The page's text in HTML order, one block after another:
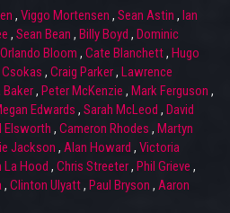
, Viggo Mortensen , Sean Astin , Ian
, Sean Bean , Billy Boyd , Dominic
Orlando Bloom , Cate Blanchett, Hugo
, Craig Parker, Lawrence
Baker, Peter McKenzie , Mark Ferguson ,
Edwards , Sarah McLeod , David
Elsworth , Cameron Rhodes , Martyn
Jackson , Alan Howard , Victoria
La Hood , Chris Streeter, Phil Grieve ,
, Clinton Ulyatt, Paul Bryson , Aaron